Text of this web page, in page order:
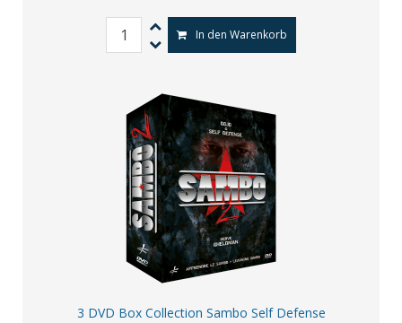
In den Warenkorb
3 DVD Box Collection Sambo Self Defense